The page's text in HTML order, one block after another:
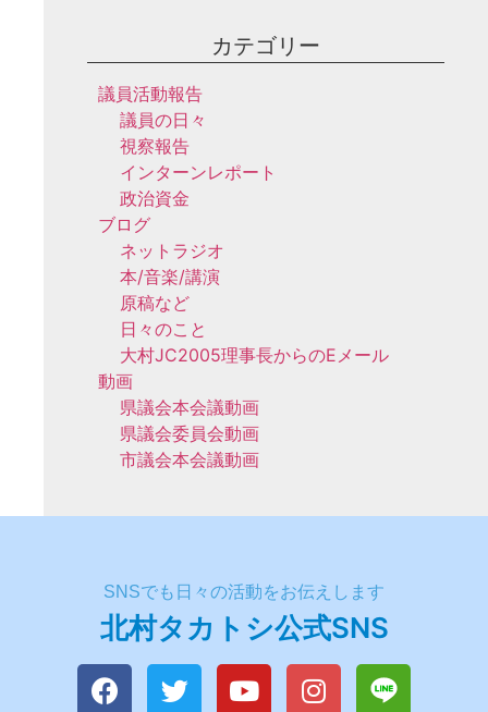
カテゴリー
議員活動報告
議員の日々
視察報告
インターンレポート
政治資金
ブログ
ネットラジオ
本/音楽/講演
原稿など
日々のこと
大村JC2005理事長からのEメール
動画
県議会本会議動画
県議会委員会動画
市議会本会議動画
北村タカトシ公式SNS
SNSでも日々の活動をお伝えします